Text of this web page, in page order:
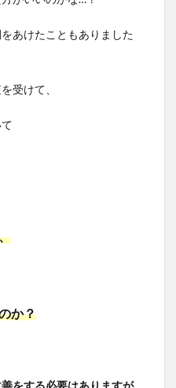
あけたこともありました
受けて、
か？
をする必要はありますが、